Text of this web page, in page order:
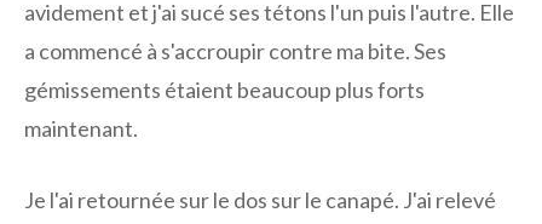
avidement et j'ai sucé ses tétons l'un puis l'autre. Elle
a commencé à s'accroupir contre ma bite. Ses
gémissements étaient beaucoup plus forts
maintenant.
Je l'ai retournée sur le dos sur le canapé. J'ai relevé